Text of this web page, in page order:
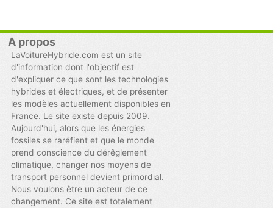
A propos
LaVoitureHybride.com est un site
d'information dont l'objectif est
d'expliquer ce que sont les technologies
hybrides et électriques, et de présenter
les modèles actuellement disponibles en
France. Le site existe depuis 2009.
Aujourd'hui, alors que les énergies
fossiles se raréfient et que le monde
prend conscience du dérêglement
climatique, changer nos moyens de
transport personnel devient primordial.
Nous voulons être un acteur de ce
changement. Ce site est totalement